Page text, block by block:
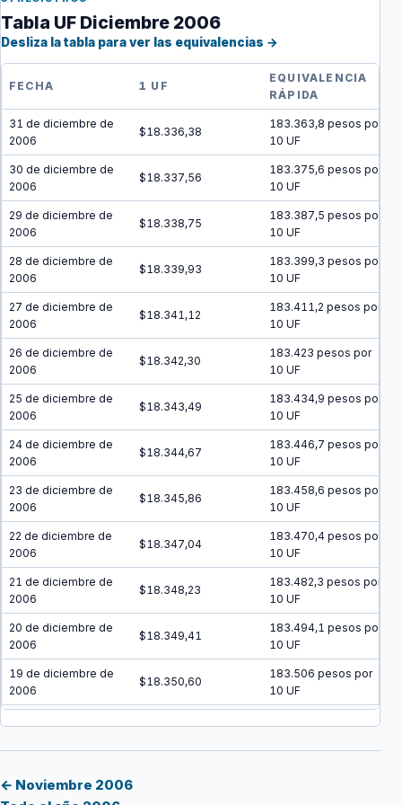
Tabla UF Diciembre 2006
Desliza la tabla para ver las equivalencias →
FECHA 1 UF
EQUIVALENCIA
RÁPIDA
31 de diciembre de
2006
$18.336,38
183.363,8 pesos por
10 UF
30 de diciembre de
2006
$18.337,56
183.375,6 pesos por
10 UF
29 de diciembre de
2006
$18.338,75
183.387,5 pesos por
10 UF
28 de diciembre de
2006
$18.339,93
183.399,3 pesos por
10 UF
27 de diciembre de
2006
$18.341,12
183.411,2 pesos por
10 UF
26 de diciembre de
2006
$18.342,30
183.423 pesos por
10 UF
25 de diciembre de
2006
$18.343,49
183.434,9 pesos por
10 UF
24 de diciembre de
2006
$18.344,67
183.446,7 pesos por
10 UF
23 de diciembre de
2006
$18.345,86
183.458,6 pesos por
10 UF
22 de diciembre de
2006
$18.347,04
183.470,4 pesos por
10 UF
21 de diciembre de
2006
$18.348,23
183.482,3 pesos por
10 UF
20 de diciembre de
2006
$18.349,41
183.494,1 pesos por
10 UF
19 de diciembre de
2006
$18.350,60
183.506 pesos por
10 UF
$18.351,78
2006
← Noviembre 2006